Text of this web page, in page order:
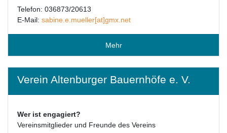
Telefon: 036873/20613
E-Mail: sabine.e.mueller[at]gmx.net
Mehr
Verein Altenburger Bauernhöfe e. V.
Wer ist engagiert?
Vereinsmitglieder und Freunde des Vereins